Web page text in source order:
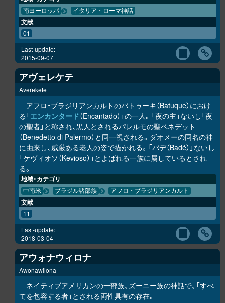
南ヨーロッパ イタリア・ローマ神話
文献
01
Last-update:
2015-09-07
アヴェレケテ
Averekete
アフロ・ブラジリアンカルトのバトゥーキ（Batuque）におけ
る「エンカンタード（Encantado）」の一人。「夜の主」ないし「夜
の聖者」と称され、黒人とされるパレルモの聖ベネデット
（Benedetto di Palermo）と同一視される。ダオメーの同名の神
に由来し、威厳ある老人の姿で描かれる。「バデ（Badé）」ないし
「ケヴィオソ（Kevioso）」とよばれる一族に属しているとされ
る。
地域・カテゴリ
中南米 ブラジル諸部族 アフロ・ブラジリアンカルト
文献
11
Last-update:
2018-03-04
アウォナウィロナ
Awonawilona
ネイティブアメリカンの一部族、ズーニー族の神話で、「すべ
てを包容する者」とされる両性具有の存在。